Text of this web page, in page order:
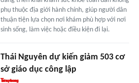
phụ thuộc địa giới hành chính, giúp người dân
thuận tiện lựa chọn nơi khám phù hợp với nơi
sinh sống, làm việc hoặc điều kiện đi lại.
Thái Nguyên dự kiến giảm 503 cơ
sở giáo dục công lập